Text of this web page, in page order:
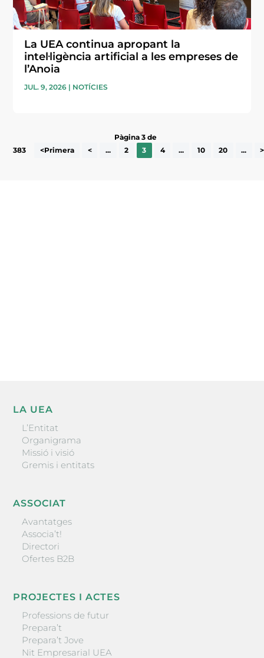
La UEA continua apropant la
intel·ligència artificial a les empreses de
l’Anoia
JUL. 9, 2026 | NOTÍCIES
Pàgina 3 de
383
<Primera < ... 2 3 4 ... 10 20 ... >
LA UEA
L’Entitat
Organigrama
Missió i visió
Gremis i entitats
ASSOCIAT
Avantatges
Associa’t!
Directori
Ofertes B2B
PROJECTES I ACTES
Professions de futur
Prepara’t
Prepara’t Jove
Nit Empresarial UEA